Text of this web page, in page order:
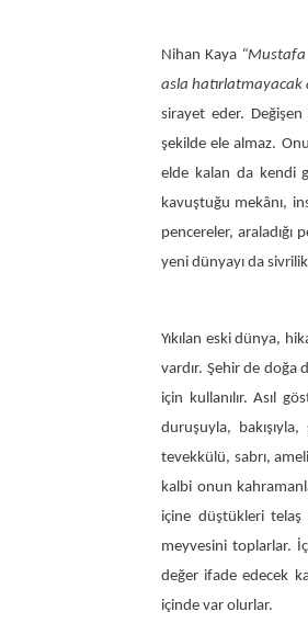
Nihan Kaya “Mustafa
asla hatırlatmayacak
sirayet eder. Değişen
şekilde ele almaz.
elde kalan da kendi
kavuştuğu mekânı,
pencereler,
yeni dünyayı da
Yıkılan eski dünya,
vardır. Şehir de doğa
için kullanılır. Asıl
duruşuyla,
tevekkülü, sabrı,
kalbi onun
içine düştükleri telaş
meyvesini toplarlar.
değer ifade edecek
içinde var olurlar.